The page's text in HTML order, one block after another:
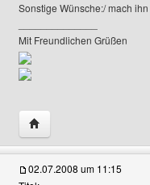
Sonstige Wünsche:/ mach
Mit Freundlichen Grüßen
Website dieses
02.07.2008 um 11:15